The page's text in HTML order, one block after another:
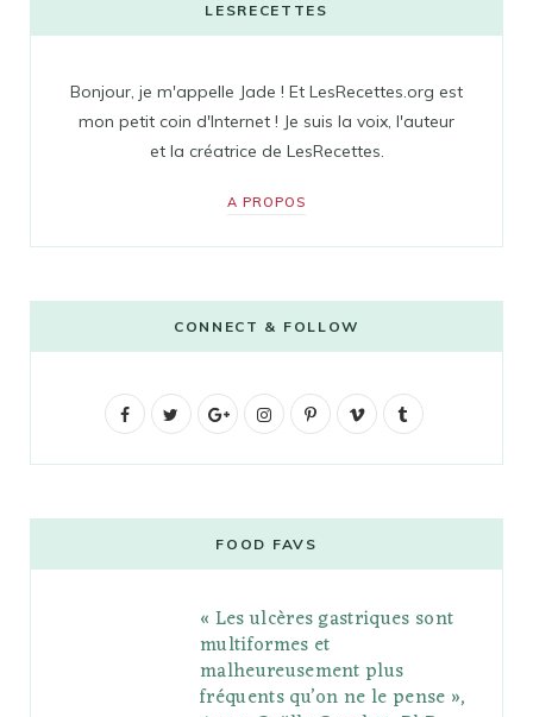
LESRECETTES
Bonjour, je m'appelle Jade ! Et LesRecettes.org est
mon petit coin d'Internet ! Je suis la voix, l'auteur
et la créatrice de LesRecettes.
A PROPOS
CONNECT & FOLLOW
F
b
t
G
g
l
e
P
l
I
t
a
g
r
a
P
e
r
e
s
V
o
l
r
FOOD FAVS
« Les ulcères gastriques sont
multiformes et
malheureusement plus
fréquents qu’on ne le pense »,